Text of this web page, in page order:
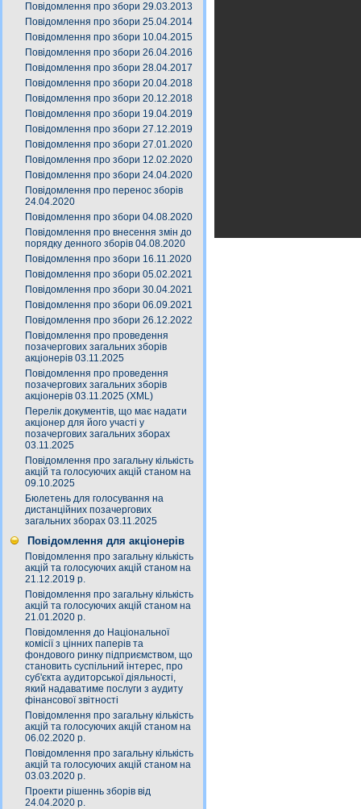
Повідомлення про збори 29.03.2013
Повідомлення про збори 25.04.2014
Повідомлення про збори 10.04.2015
Повідомлення про збори 26.04.2016
Повідомлення про збори 28.04.2017
Повідомлення про збори 20.04.2018
Повідомлення про збори 20.12.2018
Повідомлення про збори 19.04.2019
Повідомлення про збори 27.12.2019
Повідомлення про збори 27.01.2020
Повідомлення про збори 12.02.2020
Повідомлення про збори 24.04.2020
Повідомлення про перенос зборів
24.04.2020
Повідомлення про збори 04.08.2020
Повідомлення про внесення змін до
порядку денного зборів 04.08.2020
Повідомлення про збори 16.11.2020
Повідомлення про збори 05.02.2021
Повідомлення про збори 30.04.2021
Повідомлення про збори 06.09.2021
Повідомлення про збори 26.12.2022
Повідомлення про проведення
позачергових загальних зборів
акціонерів 03.11.2025
Повідомлення про проведення
позачергових загальних зборів
акціонерів 03.11.2025 (XML)
Перелік документів, що має надати
акціонер для його участі у
позачергових загальних зборах
03.11.2025
Повідомлення про загальну кількість
акцій та голосуючих акцій станом на
09.10.2025
Бюлетень для голосування на
дистанційних позачергових
загальних зборах 03.11.2025
Повідомлення для акціонерів
Повідомлення про загальну кількість
акцій та голосуючих акцій станом на
21.12.2019 р.
Повідомлення про загальну кількість
акцій та голосуючих акцій станом на
21.01.2020 р.
Повідомлення до Національної
комісії з цінних паперів та
фондового ринку підприємством, що
становить суспільний інтерес, про
суб'єкта аудиторської діяльності,
який надаватиме послуги з аудиту
фінансової звітності
Повідомлення про загальну кількість
акцій та голосуючих акцій станом на
06.02.2020 р.
Повідомлення про загальну кількість
акцій та голосуючих акцій станом на
03.03.2020 р.
Проекти рішеннь зборів від
24.04.2020 р.